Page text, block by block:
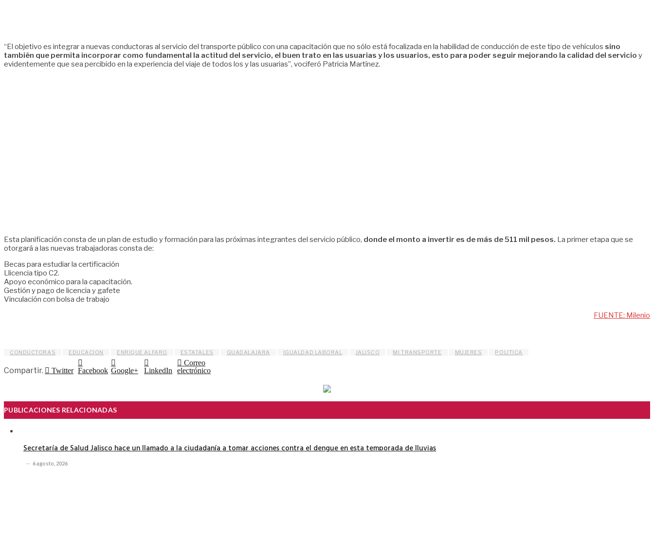
“El objetivo es integrar a nuevas conductoras al servicio del transporte público con una capacitación que no sólo está focalizada en la habilidad de conducción de este tipo de vehículos sino
también que permita incorporar como fundamental la actitud del servicio, el buen trato en las usuarias y los usuarios, esto para poder seguir mejorando la calidad del servicio y
evidentemente que sea percibido en la experiencia del viaje de todos los y las usuarias”, vociferó Patricia Martínez.
Esta planificación consta de un plan de estudio y formación para las próximas integrantes del servicio público, donde el monto a invertir es de más de 511 mil pesos. La primer etapa que se
otorgará a las nuevas trabajadoras consta de:
Becas para estudiar la certificación
Llicencia tipo C2.
Apoyo económico para la capacitación.
Gestión y pago de licencia y gafete
Vinculación con bolsa de trabajo
FUENTE: Milenio
CONDUCTORAS EDUCACION ENRIQUE ALFARO ESTATALES GUADALAJARA IGUALDAD LABORAL JALISCO MI TRANSPORTE MUJERES POLITICA
Compartir. Twitter Facebook Google+ LinkedIn
Correo
electrónico
PUBLICACIONES RELACIONADAS
Secretaría de Salud Jalisco hace un llamado a la ciudadanía a tomar acciones contra el dengue en esta temporada de lluvias
6 agosto, 2026